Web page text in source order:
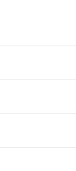
à Paris-Ile de France
à la Normandie
à Paris-Ile de France
à la Normandie
à Paris-Ile de France
à la Normandie
à Paris-Ile de France